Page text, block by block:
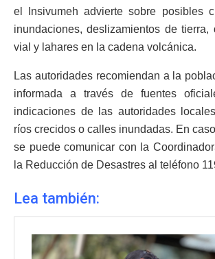
el Insivumeh advierte sobre posibles
inundaciones, deslizamientos de tierra,
vial y lahares en la cadena volcánica.
Las autoridades recomiendan a la
informada a través de fuentes
indicaciones de las autoridades
ríos crecidos o calles inundadas. En
se puede comunicar con la
la Reducción de Desastres al teléfono
Lea también: